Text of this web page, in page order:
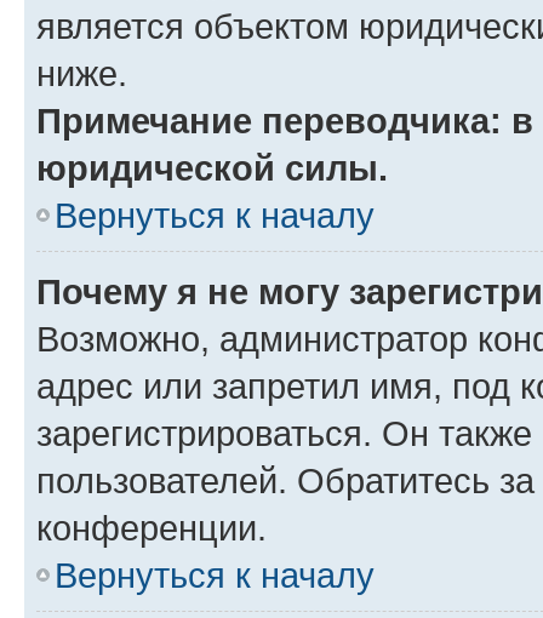
является объектом
ниже.
Примечание переводчика:
юридической силы.
Вернуться к началу
Почему я не могу
Возможно, администратор
адрес или запретил имя, под
зарегистрироваться. Он
пользователей. Обратитесь
конференции.
Вернуться к началу